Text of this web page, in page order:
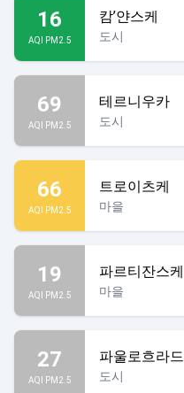
16
AQI PM2.5
캄’얀스케
도시
69
AQI PM2.5
테르니우카
도시
66
AQI PM2.5
트로이츠케
마을
19
AQI PM2.5
파르티잔스케
마을
27
AQI PM2.5
파울로흐라드
도시